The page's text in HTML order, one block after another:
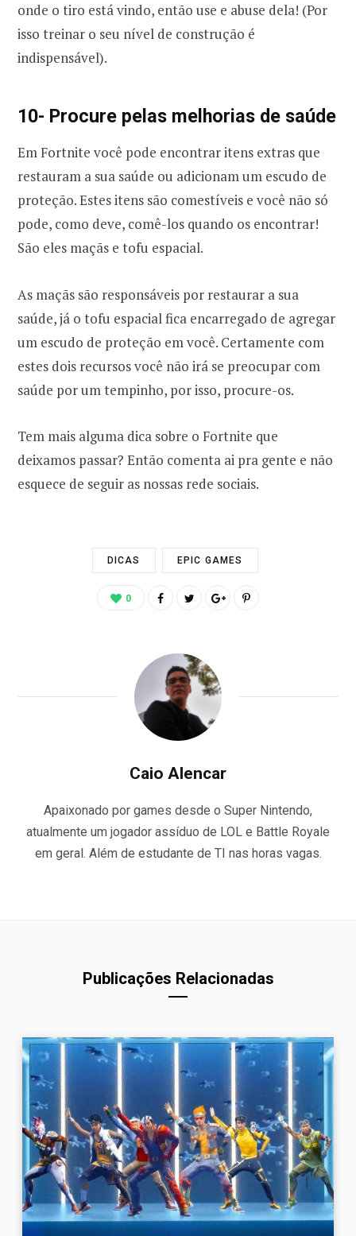
onde o tiro está vindo, então use e abuse dela! (Por
isso treinar o seu nível de construção é
indispensável).
10- Procure pelas melhorias de saúde
Em Fortnite você pode encontrar itens extras que
restauram a sua saúde ou adicionam um escudo de
proteção. Estes itens são comestíveis e você não só
pode, como deve, comê-los quando os encontrar!
São eles maçãs e tofu espacial.
As maçãs são responsáveis por restaurar a sua
saúde, já o tofu espacial fica encarregado de agregar
um escudo de proteção em você. Certamente com
estes dois recursos você não irá se preocupar com
saúde por um tempinho, por isso, procure-os.
Tem mais alguma dica sobre o Fortnite que
deixamos passar? Então comenta ai pra gente e não
esquece de seguir as nossas rede sociais.
DICAS EPIC GAMES
0
Caio Alencar
Apaixonado por games desde o Super Nintendo,
atualmente um jogador assíduo de LOL e Battle Royale
em geral. Além de estudante de TI nas horas vagas.
Publicações Relacionadas